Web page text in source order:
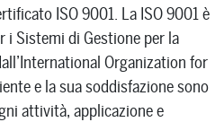
ISO 9001. La ISO 9001 è
i Sistemi di Gestione per la
Organization for
e la sua soddisfazione sono
attività, applicazione e